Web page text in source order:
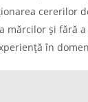
cererilor
mărcilor şi fără
în